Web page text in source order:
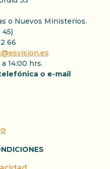
o Nuevos Ministerios.
66
14:00 hrs.
o e-mail